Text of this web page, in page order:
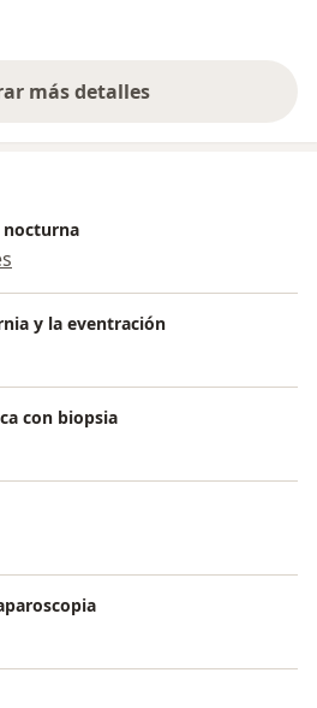
más detalles
sobre la experiencia
nocturna
y la eventración
con biopsia